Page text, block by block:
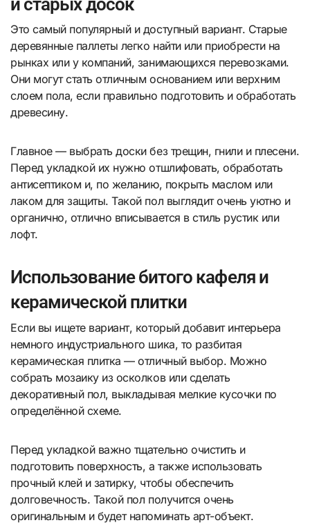
Это самый популярный и доступный вариант. Старые
деревянные паллеты легко найти или приобрести на
рынках или у компаний, занимающихся перевозками.
Они могут стать отличным основанием или верхним
слоем пола, если правильно подготовить и обработать
древесину.
Главное — выбрать доски без трещин, гнили и плесени.
Перед укладкой их нужно отшлифовать, обработать
антисептиком и, по желанию, покрыть маслом или
лаком для защиты. Такой пол выглядит очень уютно и
органично, отлично вписывается в стиль рустик или
лофт.
Использование битого кафеля и
керамической плитки
Если вы ищете вариант, который добавит интерьера
немного индустриального шика, то разбитая
керамическая плитка — отличный выбор. Можно
собрать мозаику из осколков или сделать
декоративный пол, выкладывая мелкие кусочки по
определённой схеме.
Перед укладкой важно тщательно очистить и
подготовить поверхность, а также использовать
прочный клей и затирку, чтобы обеспечить
долговечность. Такой пол получится очень
оригинальным и будет напоминать арт-объект.